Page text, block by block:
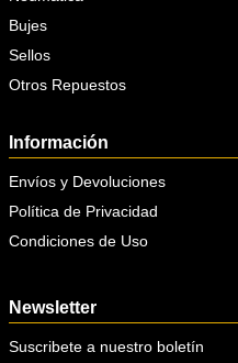
Bujes
Sellos
Otros Repuestos
Información
Envíos y Devoluciones
Política de Privacidad
Condiciones de Uso
Newsletter
Suscribete a nuestro boletín